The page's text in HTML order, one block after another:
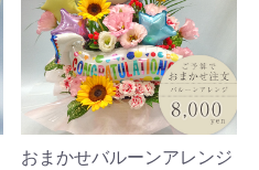
おまかせバルーンアレンジ